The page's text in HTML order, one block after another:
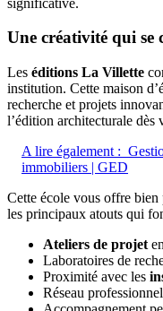
Une créativité qui se
Les éditions La Villette
institution. Cette maison
recherche et projets
l’édition architecturale dès
A lire également :
immobiliers | GED
Cette école vous offre
les principaux atouts qui
Ateliers de projet
Laboratoires de
Proximité avec les
Réseau